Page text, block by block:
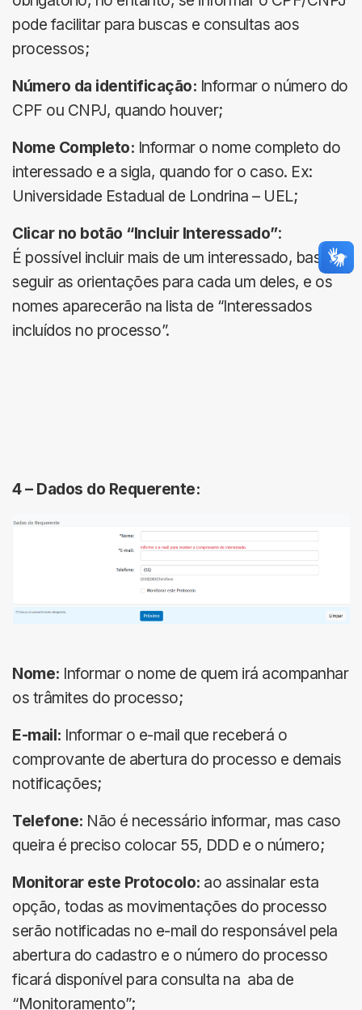
pode facilitar para buscas e consultas aos
processos;
Número da identificação: Informar o número do
CPF ou CNPJ, quando houver;
Nome Completo: Informar o nome completo do
interessado e a sigla, quando for o caso. Ex:
Universidade Estadual de Londrina – UEL;
Clicar no botão “Incluir Interessado”:
É possível incluir mais de um interessado, basta
seguir as orientações para cada um deles, e os
nomes aparecerão na lista de “Interessados
incluídos no processo”.
4 – Dados do Requerente:
Nome: Informar o nome de quem irá acompanhar
os trâmites do processo;
E-mail: Informar o e-mail que receberá o
comprovante de abertura do processo e demais
notificações;
Telefone: Não é necessário informar, mas caso
queira é preciso colocar 55, DDD e o número;
Monitorar este Protocolo: ao assinalar esta
opção, todas as movimentações do processo
serão notificadas no e-mail do responsável pela
abertura do cadastro e o número do processo
ficará disponível para consulta na aba de
“Monitoramento”;